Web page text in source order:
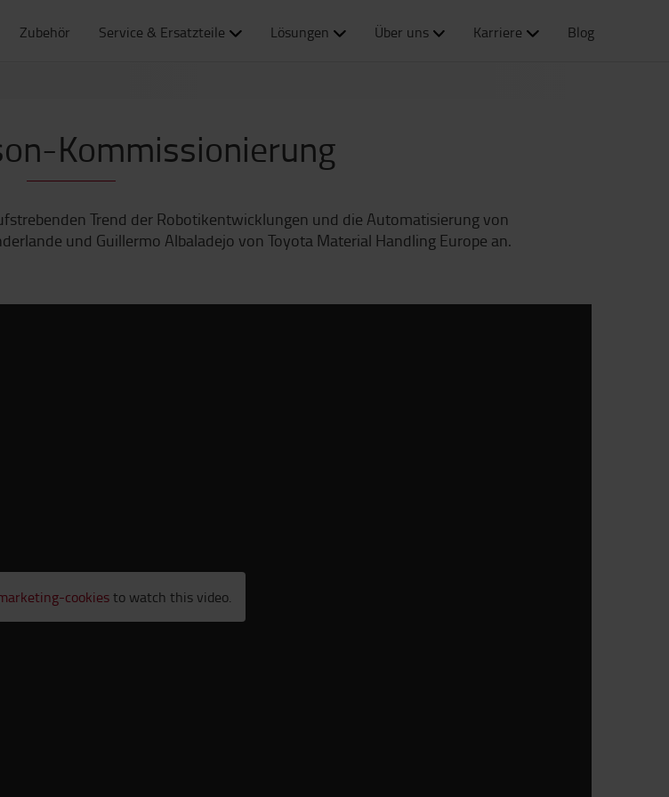
Zubehör Service & Ersatzteile Lösungen Über uns Karriere Blog
Kommissionierung
Trend der Robotikentwicklungen und die Automatisierung von
und Guillermo Albaladejo von Toyota Material Handling Europe an.
cookiesto watch this video.